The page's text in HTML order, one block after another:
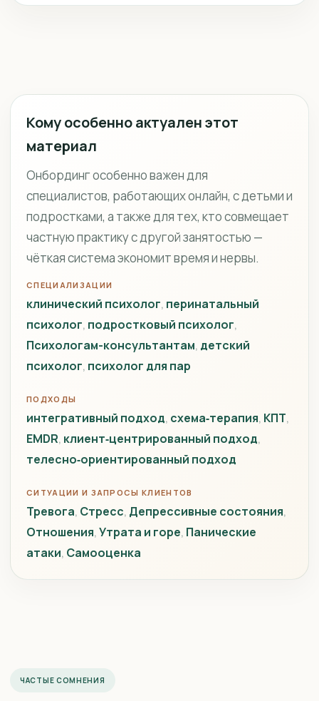
Кому особенно актуален этот
материал
Онбординг особенно важен для
специалистов, работающих онлайн, с детьми и
подростками, а также для тех, кто совмещает
частную практику с другой занятостью —
чёткая система экономит время и нервы.
СПЕЦИАЛИЗАЦИИ
клинический психолог перинатальный
психолог подростковый психолог
Психологам-консультантам детский
психолог психолог для пар
ПОДХОДЫ
интегративный подход схема‑терапия КПТ
EMDR клиент‑центрированный подход
телесно‑ориентированный подход
СИТУАЦИИ И ЗАПРОСЫ КЛИЕНТОВ
Тревога Стресс Депрессивные состояния
Отношения Утрата и горе Панические
атаки Самооценка
ЧАСТЫЕ СОМНЕНИЯ